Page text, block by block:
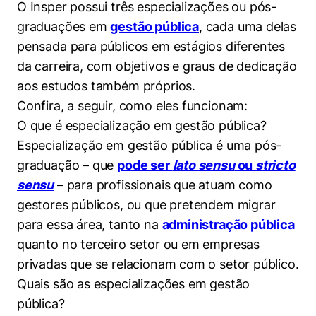
Todas as Engenharias
Engenharia de Computação
Engenharia de Produção
Engenharia Mecânica
Engenharia Mecatrônica
Direito
Finanças
Negócios
Prêmio Duda Ermírio de Moraes
Como funciona
Resolução Eficaz de Problemas
Oportunidade de Negócios
Women in Action
Trabalhe conosco
Sala de Imprensa
Biblioteca Telles
Repositório Institucional
Pesquisa na Graduação
Seminários Acadêmicos
Comitê de Ética em Pesquisa
Notícias
Youtube
Instagram
Linkedin
Engenharia e Ciência da Computação
Direito
Busca por docentes
Áreas de Conhecimento
Prêmios de Excelência
Ensino e aprendizagem
Fale Conosco
Atendimento
Visite o Insper
Canal de Ética
Ouvidoria
Portal da Privacidade
O Insper possui três especializações ou pós-
graduações emgestão pública, cada uma delas
pensada para públicos em estágios diferentes
da carreira, com objetivos e graus de dedicação
aos estudos também próprios.
Confira, a seguir, como eles funcionam:
O que é especialização em gestão pública?
Especialização em gestão pública é uma pós-
graduação – que pode ser lato sensuou stricto
sensu– para profissionais que atuam como
gestores públicos, ou que pretendem migrar
para essa área, tanto na administração pública
quanto no terceiro setor ou em empresas
privadas que se relacionam com o setor público.
Quais são as especializações em gestão
pública?